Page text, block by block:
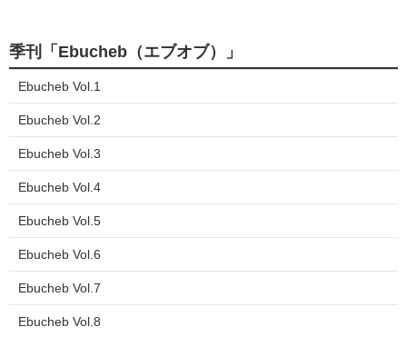
季刊「Ebucheb（エブオブ）」
Ebucheb Vol.1
Ebucheb Vol.2
Ebucheb Vol.3
Ebucheb Vol.4
Ebucheb Vol.5
Ebucheb Vol.6
Ebucheb Vol.7
Ebucheb Vol.8